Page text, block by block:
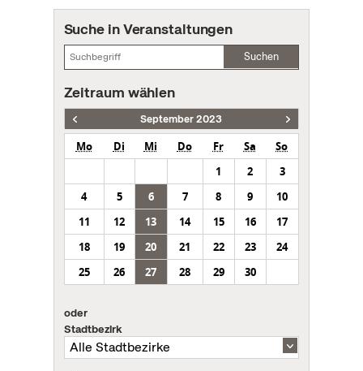
Suche in Veranstaltungen
Suchen
Zeitraum wählen
September 2023
Mo Di Mi Do Fr Sa
So
1
2
3
4
5 6 7 8 9
10
11
12 13 14 15 16
17
18
19 20 21 22 23
24
25
26 27 28 29 30
oder
Stadtbezirk